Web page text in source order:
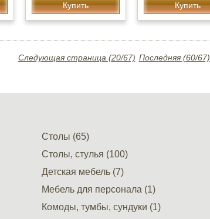
Купить Купить
Следующая страница (20/67) Последняя (60/67)
Столы (65)
Столы, стулья (100)
Детская мебель (7)
Мебель для персонала (1)
Комоды, тумбы, сундуки (1)